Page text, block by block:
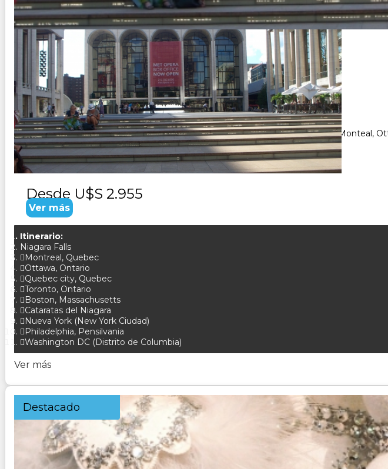
CANADA MAGNIFICO CON NYC
Duración:
11Días 10Noches
Paquete Turisco de 11 dias 10 noches visitando Nueva York, Boston, Quebec, Monteal,
Desde U$S 2.955
Ver más
Itinerario:
Niagara Falls
Montreal, Quebec
Ottawa, Ontario
Quebec city, Quebec
Toronto, Ontario
Boston, Massachusetts
Cataratas del Niagara
Nueva York (New York Ciudad)
Philadelphia, Pensilvania
Washington DC (Distrito de Columbia)
Ver más
Destacado